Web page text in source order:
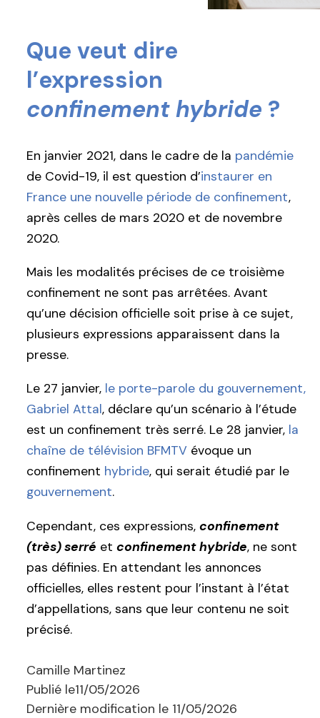
Que veut dire
l’expression
confinement hybride ?
En janvier 2021, dans le cadre de la pandémie
de Covid-19, il est question d’instaurer en
France une nouvelle période de confinement,
après celles de mars 2020 et de novembre
2020.
Mais les modalités précises de ce troisième
confinement ne sont pas arrêtées. Avant
qu’une décision officielle soit prise à ce sujet,
plusieurs expressions apparaissent dans la
presse.
Le 27 janvier, le porte-parole du gouvernement,
Gabriel Attal, déclare qu’un scénario à l’étude
est un confinement très serré. Le 28 janvier, la
chaîne de télévision BFMTV évoque un
confinement hybride, qui serait étudié par le
gouvernement.
Cependant, ces expressions, confinement
(très) serré et confinement hybride, ne sont
pas définies. En attendant les annonces
officielles, elles restent pour l’instant à l’état
d’appellations, sans que leur contenu ne soit
précisé.
Camille Martinez
Publié le11/05/2026
Dernière modification le 11/05/2026